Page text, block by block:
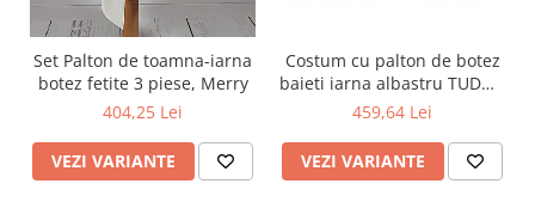
Set Palton de toamna-iarna
botez fetite 3 piese, Merry
404,25 Lei
VEZI VARIANTE
Costum cu palton de botez
baieti iarna albastru TUDOR
cu cojocel 4 piese
459,64 Lei
VEZI VARIANTE